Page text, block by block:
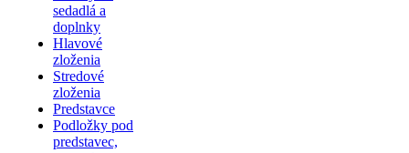
sedadlá a
doplnky
Hlavové
zloženia
Stredové
zloženia
Predstavce
Podložky pod
predstavec,